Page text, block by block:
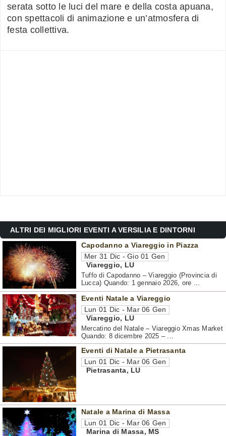
serata sotto le luci del mare e della costa apuana,
con spettacoli di animazione e un’atmosfera di
festa collettiva.
ALTRI DEI MIGLIORI EVENTI A VERSILIA E DINTORNI
Capodanno a Viareggio in Piazza
Mer 31 Dic - Gio 01 Gen
Viareggio, LU
Tuffo di Capodanno – Viareggio (Provincia di
Lucca) Quando: 1 gennaio 2026, ore ...
Eventi Natale a Viareggio
Lun 01 Dic - Mar 06 Gen
Viareggio, LU
Mercatino del Natale – Viareggio Xmas Market
Quando: 8 dicembre 2025 – ...
Eventi di Natale a Pietrasanta
Lun 01 Dic - Mar 06 Gen
Pietrasanta, LU
Natale a Marina di Massa
Lun 01 Dic - Mar 06 Gen
Marina di Massa, MS